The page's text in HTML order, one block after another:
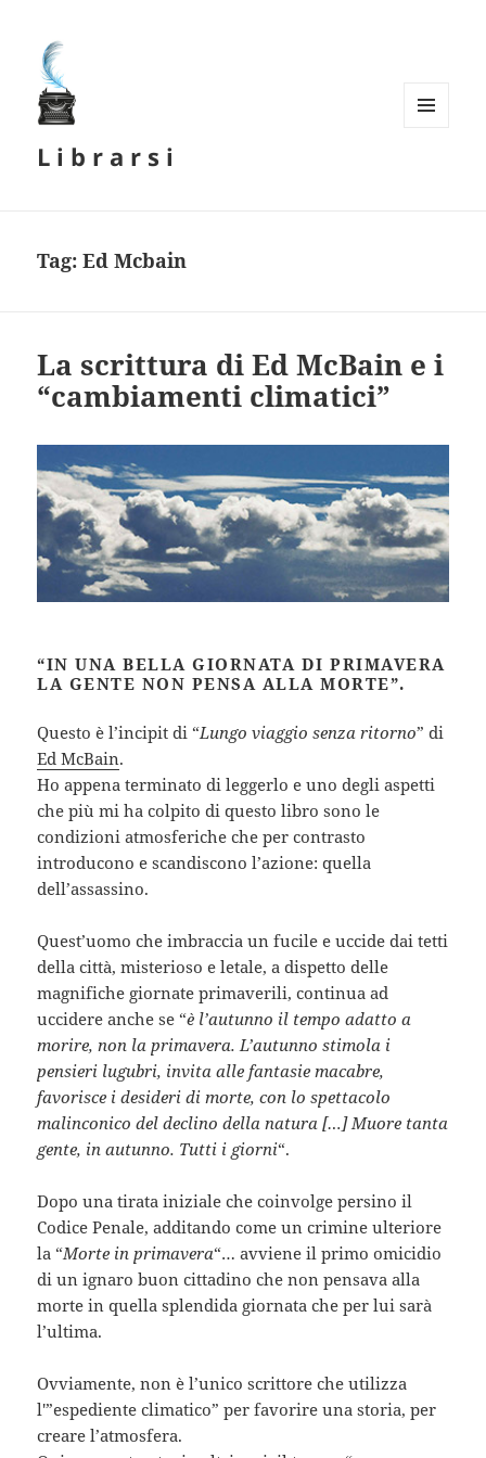
L i b r a r s i
Tag:Ed Mcbain
La scrittura di Ed McBain e i
“cambiamenti climatici”
“IN UNA BELLA GIORNATA DI PRIMAVERA
LA GENTE NON PENSA ALLA MORTE”.
Questo è l’incipit di “Lungo viaggio senza ritorno” di
Ed McBain.
Ho appena terminato di leggerlo e uno degli aspetti
che più mi ha colpito di questo libro sono le
condizioni atmosferiche che per contrasto
introducono e scandiscono l’azione: quella
dell’assassino.
Quest’uomo che imbraccia un fucile e uccide dai tetti
della città, misterioso e letale, a dispetto delle
magnifiche giornate primaverili, continua ad
uccidere anche se “è l’autunno il tempo adatto a
morire, non la primavera. L’autunno stimola i
pensieri lugubri, invita alle fantasie macabre,
favorisce i desideri di morte, con lo spettacolo
malinconico del declino della natura […] Muore tanta
gente, in autunno. Tutti i giorni“.
Dopo una tirata iniziale che coinvolge persino il
Codice Penale, additando come un crimine ulteriore
la “Morte in primavera“… avviene il primo omicidio
di un ignaro buon cittadino che non pensava alla
morte in quella splendida giornata che per lui sarà
l’ultima.
Ovviamente, non è l’unico scrittore che utilizza
l'”espediente climatico” per favorire una storia, per
creare l’atmosfera.